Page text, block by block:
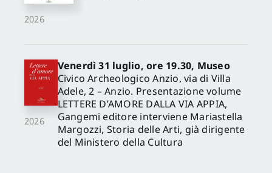
2026
2026
Venerdì 31 luglio, ore 19.30, Museo
Civico Archeologico Anzio, via di Villa
Adele, 2 – Anzio. Presentazione volume
LETTERE D’AMORE DALLA VIA APPIA,
Gangemi editore interviene Mariastella
Margozzi, Storia delle Arti, già dirigente
del Ministero della Cultura